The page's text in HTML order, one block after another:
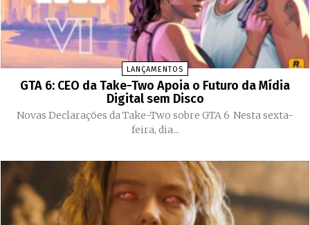
LANÇAMENTOS
GTA 6: CEO da Take-Two Apoia o Futuro da Mídia
Digital sem Disco
Novas Declarações da Take-Two sobre GTA 6 Nesta sexta-
feira, dia...